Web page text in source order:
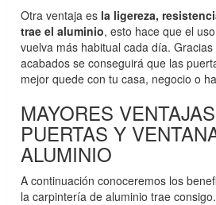
Otra ventaja es la ligereza,
trae el aluminio, esto hace que el
vuelva más habitual cada día.
acabados se conseguirá que las
mejor quede con tu casa, negocio o
MAYORES
PUERTAS Y
ALUMINIO
A continuación conoceremos los
la carpintería de aluminio trae consigo.